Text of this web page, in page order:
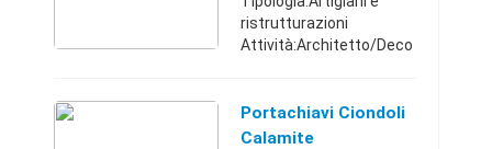
ristrutturazioni
Attività:Architetto/Deco
PERSONALIZZABILE
eseguibile in tutte le
Portachiavi Ciondoli
Calamite